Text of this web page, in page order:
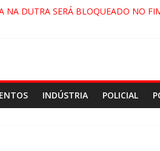
NA DUTRA SERÁ BLOQUEADO NO
INDÚSTRIA POLICIAL